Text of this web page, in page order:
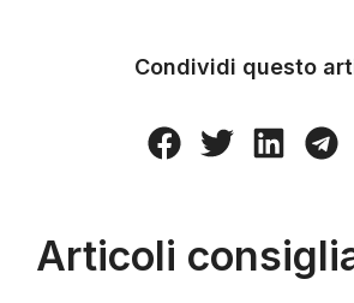
Condividi questo
Articoli